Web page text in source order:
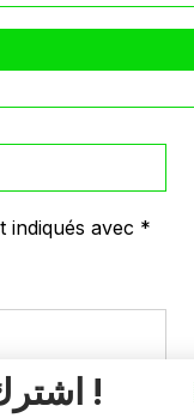
indiqués avec *
اشترك في نشرتنا الإخبارية !